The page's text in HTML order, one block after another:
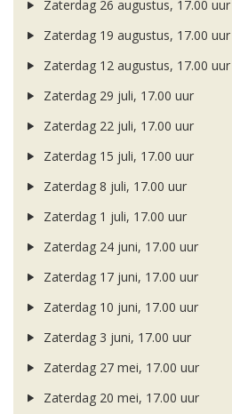
Zaterdag 26 augustus, 17.00 uur
Zaterdag 19 augustus, 17.00 uur
Zaterdag 12 augustus, 17.00 uur
Zaterdag 29 juli, 17.00 uur
Zaterdag 22 juli, 17.00 uur
Zaterdag 15 juli, 17.00 uur
Zaterdag 8 juli, 17.00 uur
Zaterdag 1 juli, 17.00 uur
Zaterdag 24 juni, 17.00 uur
Zaterdag 17 juni, 17.00 uur
Zaterdag 10 juni, 17.00 uur
Zaterdag 3 juni, 17.00 uur
Zaterdag 27 mei, 17.00 uur
Zaterdag 20 mei, 17.00 uur